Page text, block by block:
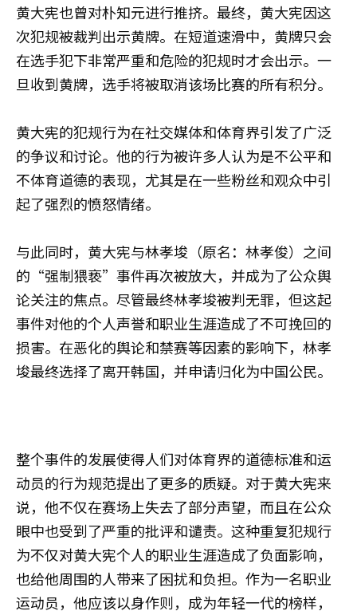
黄大宪也曾对朴知元进行推挤。最终，黄大宪因这
次犯规被裁判出示黄牌。在短道速滑中，黄牌只会
在选手犯下非常严重和危险的犯规时才会出示。一
旦收到黄牌，选手将被取消该场比赛的所有积分。
黄大宪的犯规行为在社交媒体和体育界引发了广泛
的争议和讨论。他的行为被许多人认为是不公平和
不体育道德的表现，尤其是在一些粉丝和观众中引
起了强烈的愤怒情绪。
与此同时，黄大宪与林孝埈（原名：林孝俊）之间
的“强制猥亵”事件再次被放大，并成为了公众舆
论关注的焦点。尽管最终林孝埈被判无罪，但这起
事件对他的个人声誉和职业生涯造成了不可挽回的
损害。在恶化的舆论和禁赛等因素的影响下，林孝
埈最终选择了离开韩国，并申请归化为中国公民。
整个事件的发展使得人们对体育界的道德标准和运
动员的行为规范提出了更多的质疑。对于黄大宪来
说，他不仅在赛场上失去了部分声望，而且在公众
眼中也受到了严重的批评和谴责。这种重复犯规行
为不仅对黄大宪个人的职业生涯造成了负面影响，
也给他周围的人带来了困扰和负担。作为一名职业
运动员，他应该以身作则，成为年轻一代的榜样，